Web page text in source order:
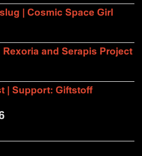
| Cosmic Space Girl
and Serapis Project
| Support: Giftstoff